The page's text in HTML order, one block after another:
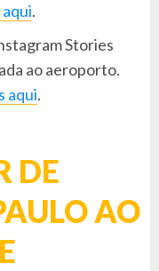
.
Stories
ao aeroporto.
aqui.
DE
AO